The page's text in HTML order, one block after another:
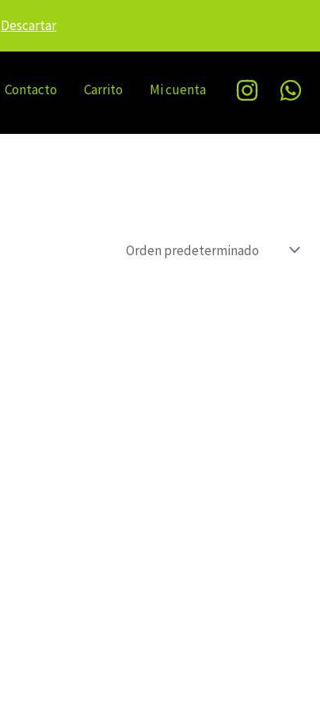
Descartar
Contacto Carrito Mi cuenta